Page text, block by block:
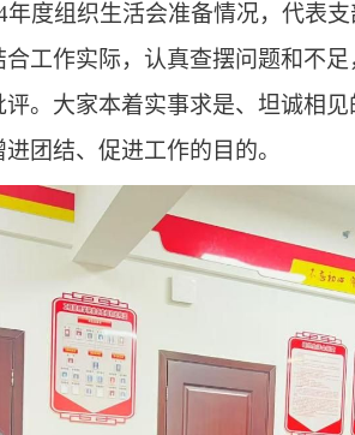
年度组织生活会准备情况，代表
工作实际，认真查摆问题和不
。大家本着实事求是、坦诚相
团结、促进工作的目的。